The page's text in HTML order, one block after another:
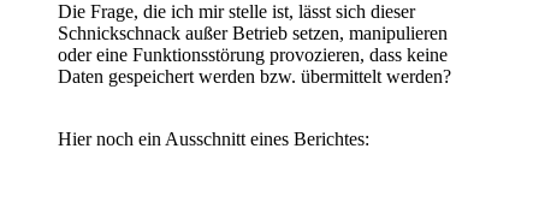
Die Frage, die ich mir stelle ist, lässt sich dieser
Schnickschnack außer Betrieb setzen, manipulieren
oder eine Funktionsstörung provozieren, dass keine
Daten gespeichert werden bzw. übermittelt werden?
Hier noch ein Ausschnitt eines Berichtes: